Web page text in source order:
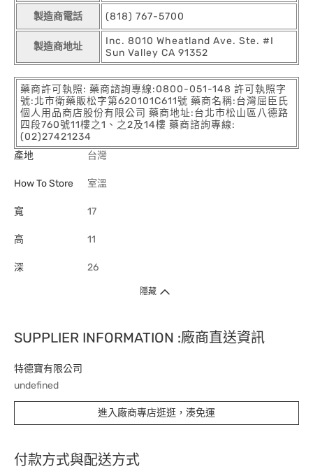
製造商電話 (818) 767-5700
製造商地址
Inc. 8010 Wheatland Ave. Ste. #I
Sun Valley CA 91352
藥商許可執照: 藥商諮詢專線:0800-051-148 許可執照字
號:北市衛藥販松字第620101C611號 藥商名稱:台灣屈臣氏
個人用品商店股份有限公司 藥商地址:台北市松山區八德路
四段760號11樓之1、之2及14樓 藥商諮詢專線:
(02)27421234
產地
台灣
How To Store 室溫
寬 17
高 11
深 26
隱藏
SUPPLIER INFORMATION :廠商直送資訊
特德寶有限公司
undefined
進入廠商專店逛逛，湊免運
付款方式與配送方式